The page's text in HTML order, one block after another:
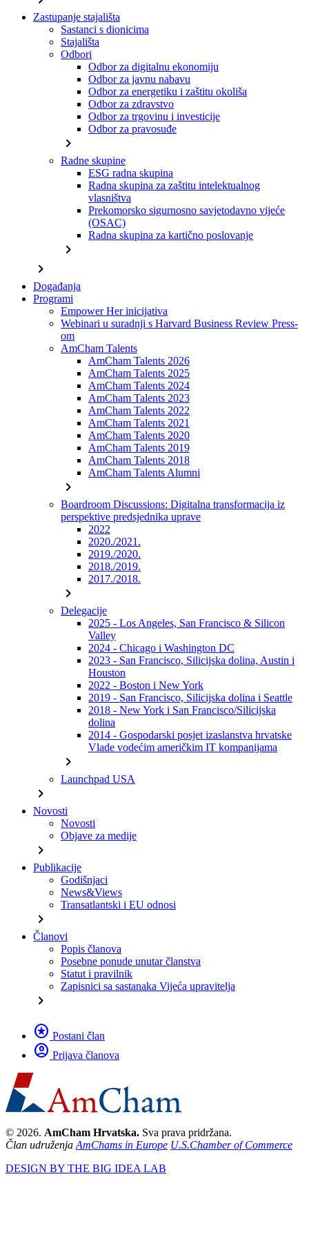
Zastupanje stajališta
Sastanci s dionicima
Stajališta
Odbori
Odbor za digitalnu ekonomiju
Odbor za javnu nabavu
Odbor za energetiku i zaštitu okoliša
Odbor za zdravstvo
Odbor za trgovinu i investicije
Odbor za pravosuđe
chevron_right
Radne skupine
ESG radna skupina
Radna skupina za zaštitu intelektualnog
vlasništva
Prekomorsko sigurnosno savjetodavno vijeće
(OSAC)
Radna skupina za kartično poslovanje
chevron_right
chevron_right
Događanja
Programi
Empower Her inicijativa
Webinari u suradnji s Harvard Business Review Press-
om
AmCham Talents
AmCham Talents 2026
AmCham Talents 2025
AmCham Talents 2024
AmCham Talents 2023
AmCham Talents 2022
AmCham Talents 2021
AmCham Talents 2020
AmCham Talents 2019
AmCham Talents 2018
AmCham Talents Alumni
chevron_right
Boardroom Discussions: Digitalna transformacija iz
perspektive predsjednika uprave
2022
2020./2021.
2019./2020.
2018./2019.
2017./2018.
chevron_right
Delegacije
2025 - Los Angeles, San Francisco & Silicon
Valley
2024 - Chicago i Washington DC
2023 - San Francisco, Silicijska dolina, Austin i
Houston
2022 - Boston i New York
2019 - San Francisco, Silicijska dolina i Seattle
2018 - New York i San Francisco/Silicijska
dolina
2014 - Gospodarski posjet izaslanstva hrvatske
Vlade vodećim američkim IT kompanijama
chevron_right
Launchpad USA
chevron_right
Novosti
Novosti
Objave za medije
chevron_right
Publikacije
Godišnjaci
News&Views
Transatlantski i EU odnosi
chevron_right
Članovi
Popis članova
Posebne ponude unutar članstva
Statut i pravilnik
Zapisnici sa sastanaka Vijeća upravitelja
chevron_right
stars Postani član
account_circle Prijava članova
© 2026. AmCham Hrvatska. Sva prava pridržana.
Član udruženja AmChams in Europe U.S.Chamber of Commerce
DESIGN BY THE BIG IDEA LAB